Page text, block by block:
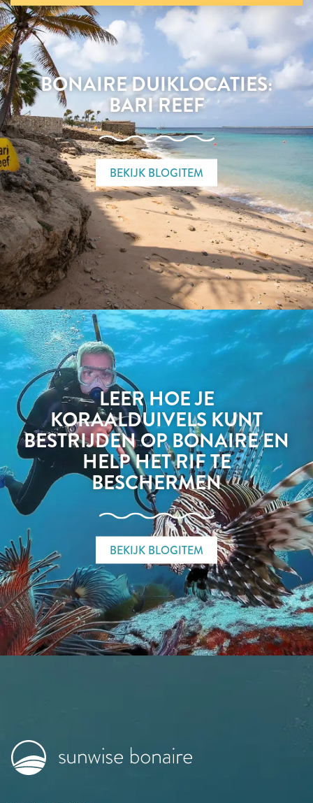
BONAIRE DUIKLOCATIES:
BARI REEF
BEKIJK BLOGITEM
LEER HOE JE
KORAALDUIVELS KUNT
BESTRIJDEN OP BONAIRE EN
HELP HET RIF TE
BESCHERMEN
BEKIJK BLOGITEM